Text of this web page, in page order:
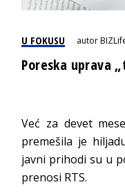
U FOKUSU autor
Poreska uprava
Već za devet
premešila je
javni prihodi su u
prenosi RTS.